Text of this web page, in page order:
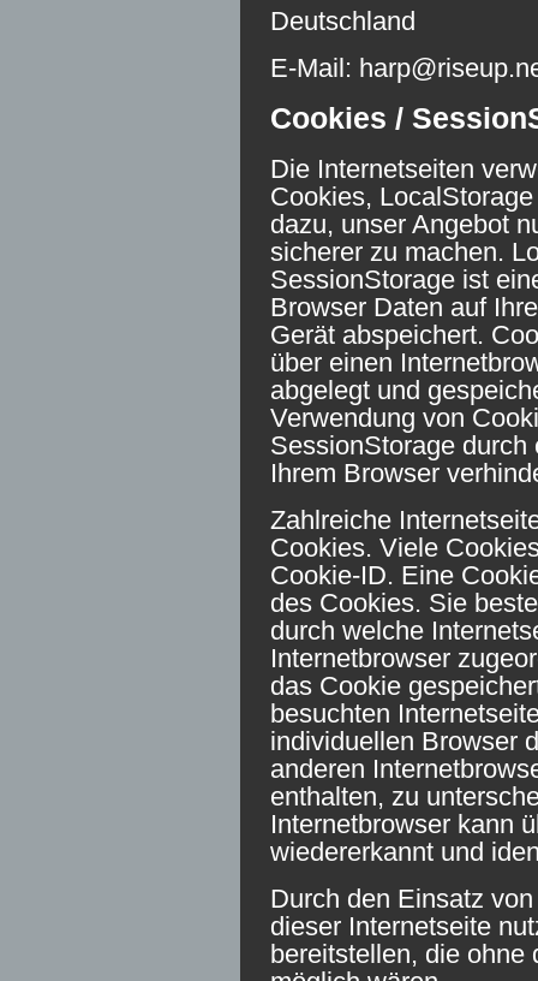
Deutschland
E-Mail:
Cookies /
Die Internetseiten
Cookies,
dazu, unser Angebot
sicherer zu machen.
SessionStorage ist
Browser Daten auf
Gerät abspeichert.
über einen
abgelegt und
Verwendung von
SessionStorage
Ihrem Browser
Zahlreiche
Cookies. Viele
Cookie-ID. Eine
des Cookies. Sie
durch welche
Internetbrowser
das Cookie
besuchten
individuellen Browser
anderen
enthalten, zu
Internetbrowser kann
wiedererkannt und
Durch den Einsatz
dieser Internetseite
bereitstellen, die ohne